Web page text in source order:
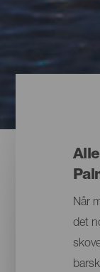
Når
det